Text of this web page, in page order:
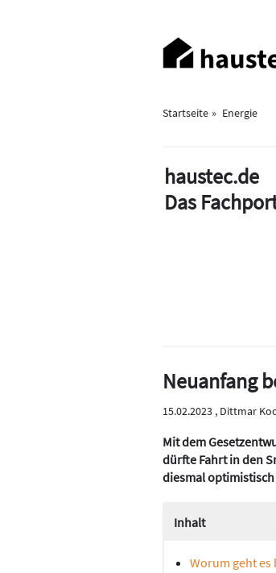
Haupt-
Navigation
Startseite
Energie
haustec.de
Das
Neuanfang
15.02.2023 , Dittmar
Mit dem
dürfte Fahrt in den
diesmal
Inhalt
Worum geht es